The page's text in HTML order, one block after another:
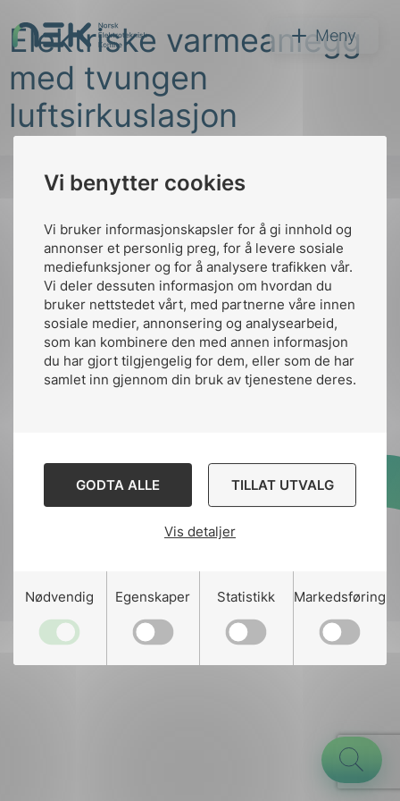
Vi benytter cookies
Vi bruker informasjonskapsler for å gi innhold og
annonser et personlig preg, for å levere sosiale
mediefunksjoner og for å analysere trafikken vår.
Vi deler dessuten informasjon om hvordan du
bruker nettstedet vårt, med partnerne våre innen
sosiale medier, annonsering og analysearbeid,
som kan kombinere den med annen informasjon
du har gjort tilgjengelig for dem, eller som de har
samlet inn gjennom din bruk av tjenestene deres.
GODTA ALLE TILLAT UTVALG
Vis detaljer
Nødvendig Egenskaper Statistikk Markedsføring
til
innhold
NEK Meny
Søk
Elektriske varmeanlegg
med tvungen
luftsirkuslasjon
Kontakt oss
Ansatte
nek@nek.no
Bruk av Cookies
Designed and developed
Til
toppen